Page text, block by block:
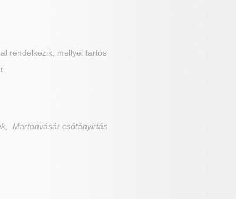
rendelkezik, mellyel tartós
Martonvásár csótányirtás